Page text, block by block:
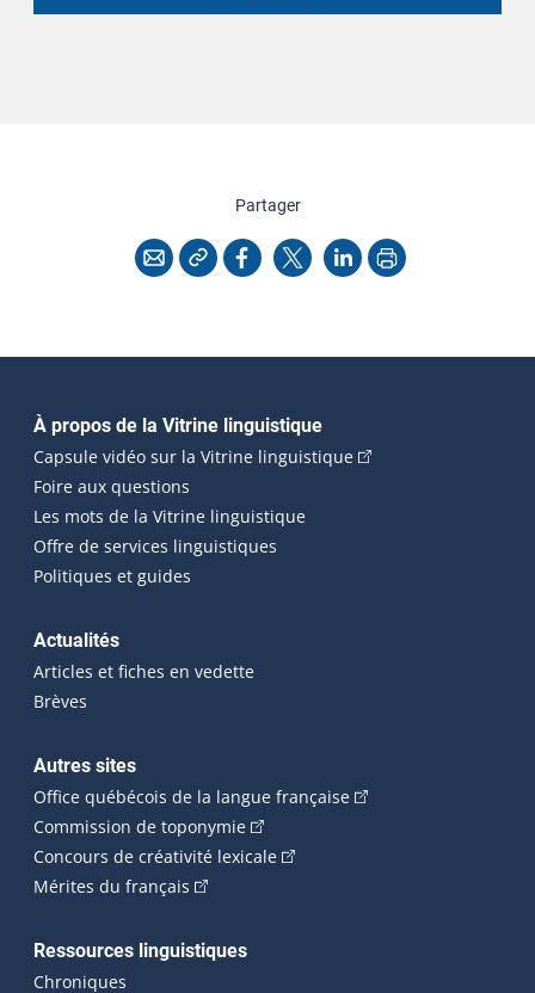
Partagercette page
CourrielCopier l'adresse
Facebook
X LinkedInImprimer
Navigation principale
À propos de la Vitrine linguistique
Capsule vidéo sur la Vitrine linguistique(Cet hyperlien
Foire aux questions
Les mots de la Vitrine linguistique
Offre de services linguistiques
Politiques et guides
Actualités
Articles et fiches en vedette
Brèves
Autres sites
Office québécois de la langue française(Cet hyperlien
Commission de toponymie(Cet hyperlien externe s'ouvrira
Concours de créativité lexicale(Cet hyperlien externe
Mérites du français (Cet hyperlien externe s'ouvrira dans une
Ressources linguistiques
Chroniques